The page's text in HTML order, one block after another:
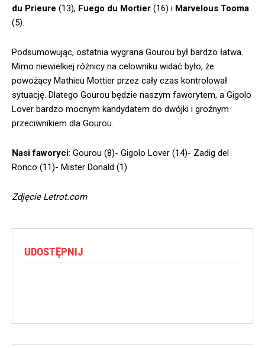
du Prieure (13), Fuego du Mortier (16) i Marvelous Tooma
(5).
Podsumowując, ostatnia wygrana Gourou był bardzo łatwa.
Mimo niewielkiej różnicy na celowniku widać było, że
powożący Mathieu Mottier przez cały czas kontrolował
sytuację. Dlatego Gourou będzie naszym faworytem, a Gigolo
Lover bardzo mocnym kandydatem do dwójki i groźnym
przeciwnikiem dla Gourou.
Nasi faworyci: Gourou (8)- Gigolo Lover (14)- Zadig del
Ronco (11)- Mister Donald (1)
Zdjęcie Letrot.com
UDOSTĘPNIJ